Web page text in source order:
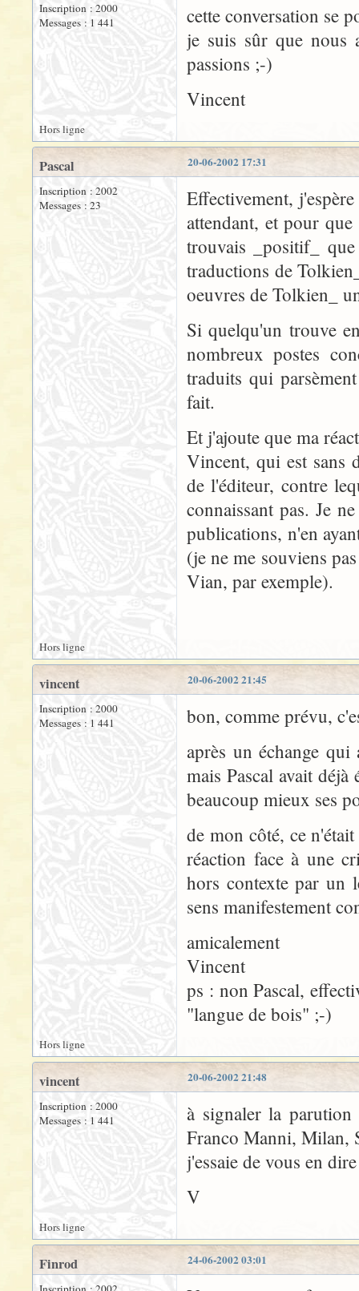
Inscription : 2000
Messages : 1 441
cette conversation se
je suis sûr que nous
passions ;-)
Vincent
Hors ligne
20-06-2002 17:31
Pascal
Inscription : 2002
Messages : 23
Effectivement,
attendant, et pour
trouvais _positif_
traductions de
oeuvres de Tolkien_
Si quelqu'un trouve
nombreux postes
traduits qui
fait.
Et j'ajoute que ma
Vincent, qui est sans
de l'éditeur, contre
connaissant pas. Je
publications, n'en
(je ne me souviens
Vian, par exemple).
Hors ligne
20-06-2002 21:45
vincent
Inscription : 2000
Messages : 1 441
bon, comme prévu,
après un échange
mais Pascal avait
beaucoup mieux ses
de mon côté, ce
réaction face à une
hors contexte par un
sens manifestement
amicalement
Vincent
ps : non Pascal,
"langue de bois" ;-)
Hors ligne
20-06-2002 21:48
vincent
Inscription : 2000
Messages : 1 441
à signaler la
Franco Manni, Milan,
j'essaie de vous en
V
Hors ligne
24-06-2002 03:01
Finrod